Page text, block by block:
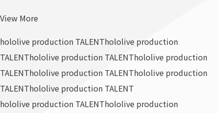
View More
hololive production TALENThololive production
TALENThololive production TALENThololive production
TALENThololive production TALENThololive production
TALENThololive production TALENT
hololive production TALENThololive production